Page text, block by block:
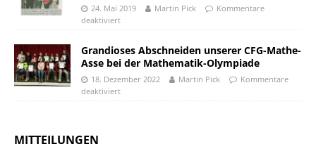
24. Mai 2019 Martin Pick
Kommentare
deaktiviert
Grandioses Abschneiden unserer CFG-Mathe-
Asse bei der Mathematik-Olympiade
18. Dezember 2022 Martin Pick
Kommentare
deaktiviert
MITTEILUNGEN